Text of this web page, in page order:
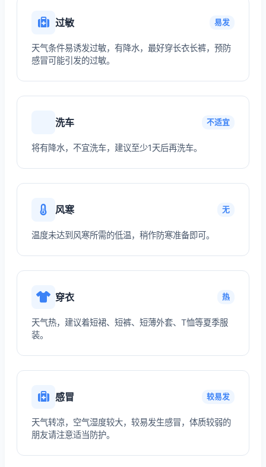
过敏 易发
天气条件易诱发过敏，有降水，最好穿长衣长裤，预防
感冒可能引发的过敏。
洗车 不适宜
将有降水，不宜洗车，建议至少1天后再洗车。
风寒 无
温度未达到风寒所需的低温，稍作防寒准备即可。
穿衣 热
天气热，建议着短裙、短裤、短薄外套、T恤等夏季服
装。
感冒 较易发
天气转凉，空气湿度较大，较易发生感冒，体质较弱的
朋友请注意适当防护。